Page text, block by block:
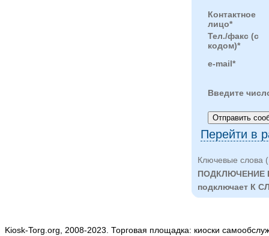
Контактное
лицо*
Тел./факс (с
кодом)*
e-mail*
Введите
Перейти в
Ключевые слова
ПОДКЛЮЧЕНИЕ
подключает К
Kiosk-Torg.org, 2008-2023. Торговая площадка: киоски